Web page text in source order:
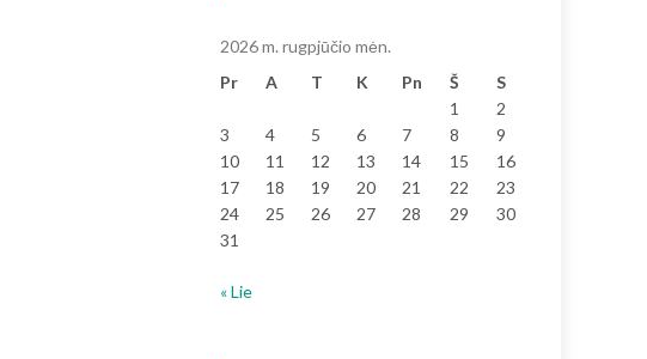
2026 m. rugpjūčio mėn.
Pr
A T K Pn Š
S
1
2
3
4 5 6 7 8
9
10
11 12 13 14 15
16
17
18 19 20 21 22
23
24
25 26 27 28 29
30
31
« Lie